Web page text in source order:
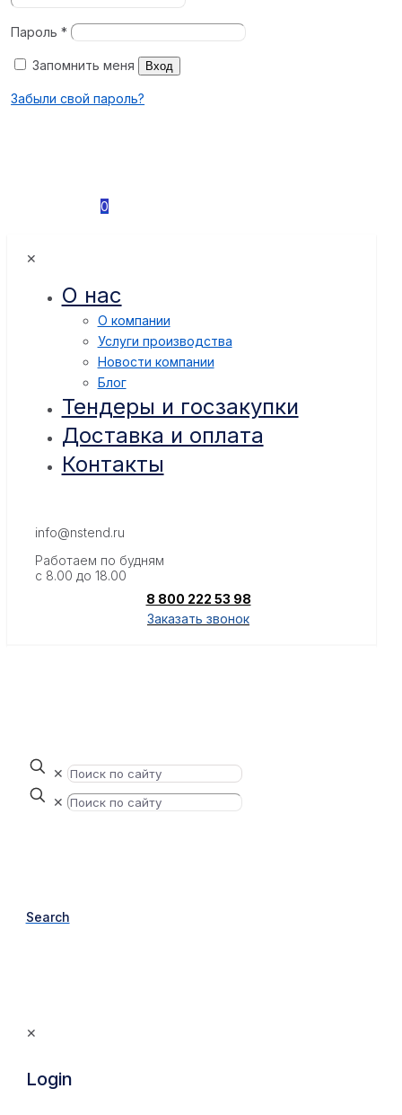
Пароль*
Запомнить меня Вход
Забыли свой пароль?
0
✕
О нас
О компании
Услуги производства
Новости компании
Блог
Тендеры и госзакупки
Доставка и оплата
Контакты
info@nstend.ru
Работаем по будням
с 8.00 до 18.00
8 800 222 53 98
Заказать звонок
✕
✕
Search
✕
Login